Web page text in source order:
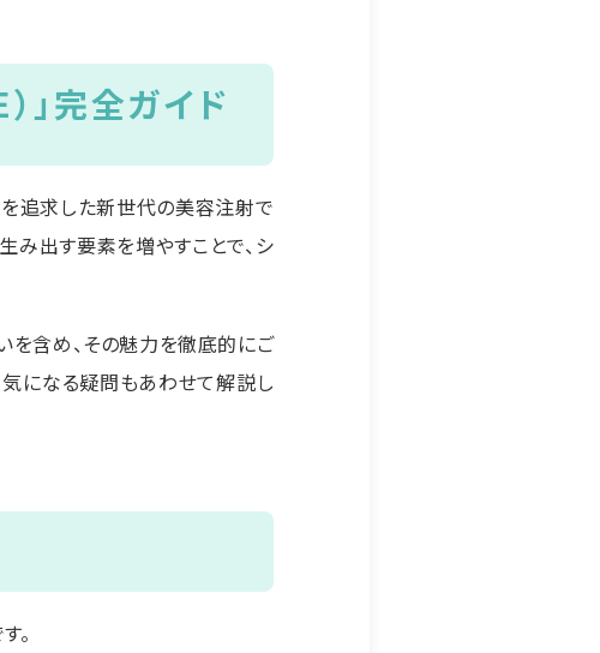
」完全ガイド
を追求した新世代の美容注射で
み出す要素を増やすことで、シ
を含め、その魅力を徹底的にご
気になる疑問もあわせて解説し
。